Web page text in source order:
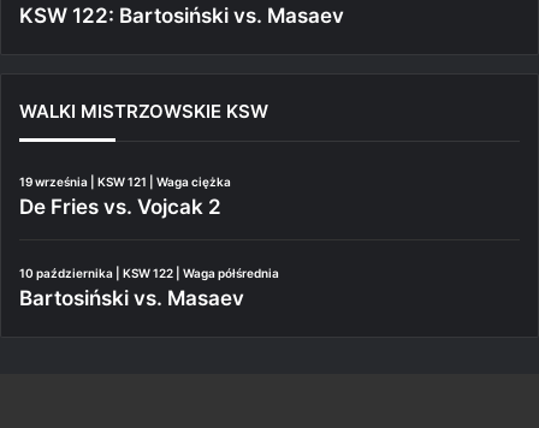
KSW 122: Bartosiński vs. Masaev
WALKI MISTRZOWSKIE KSW
19 września | KSW 121 | Waga ciężka
De Fries vs. Vojcak 2
10 października | KSW 122 | Waga półśrednia
Bartosiński vs. Masaev